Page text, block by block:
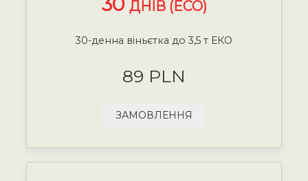
ДНІВ (ECO)
30-денна віньєтка до 3,5 т ЕКО
89 PLN
ЗАМОВЛЕННЯ